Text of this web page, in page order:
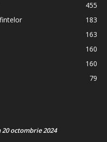
455
183
163
160
160
79
octombrie 2024